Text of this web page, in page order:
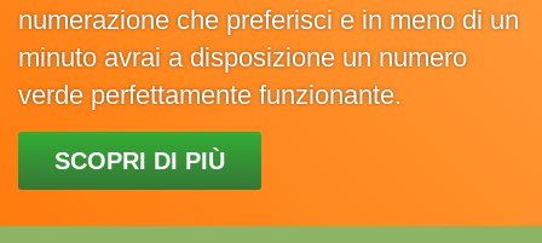
numerazione che preferisci e in meno di un
minuto avrai a disposizione un numero
verde perfettamente funzionante.
SCOPRI DI PIÙ